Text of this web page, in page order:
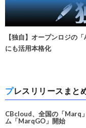
【独自】オープンロジの
にも活用本格化
プレスリリースまと
CBcloud、全国の「Marq
ム「MarqGO」開始